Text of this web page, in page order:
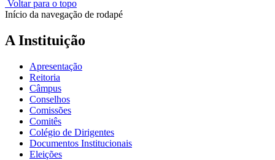
Voltar para o topo
Início da navegação de rodapé
A Instituição
Apresentação
Reitoria
Câmpus
Conselhos
Comissões
Comitês
Colégio de Dirigentes
Documentos Institucionais
Eleições